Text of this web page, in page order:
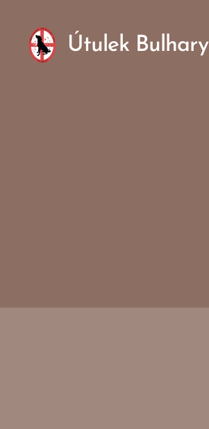
Útulek Bulhary